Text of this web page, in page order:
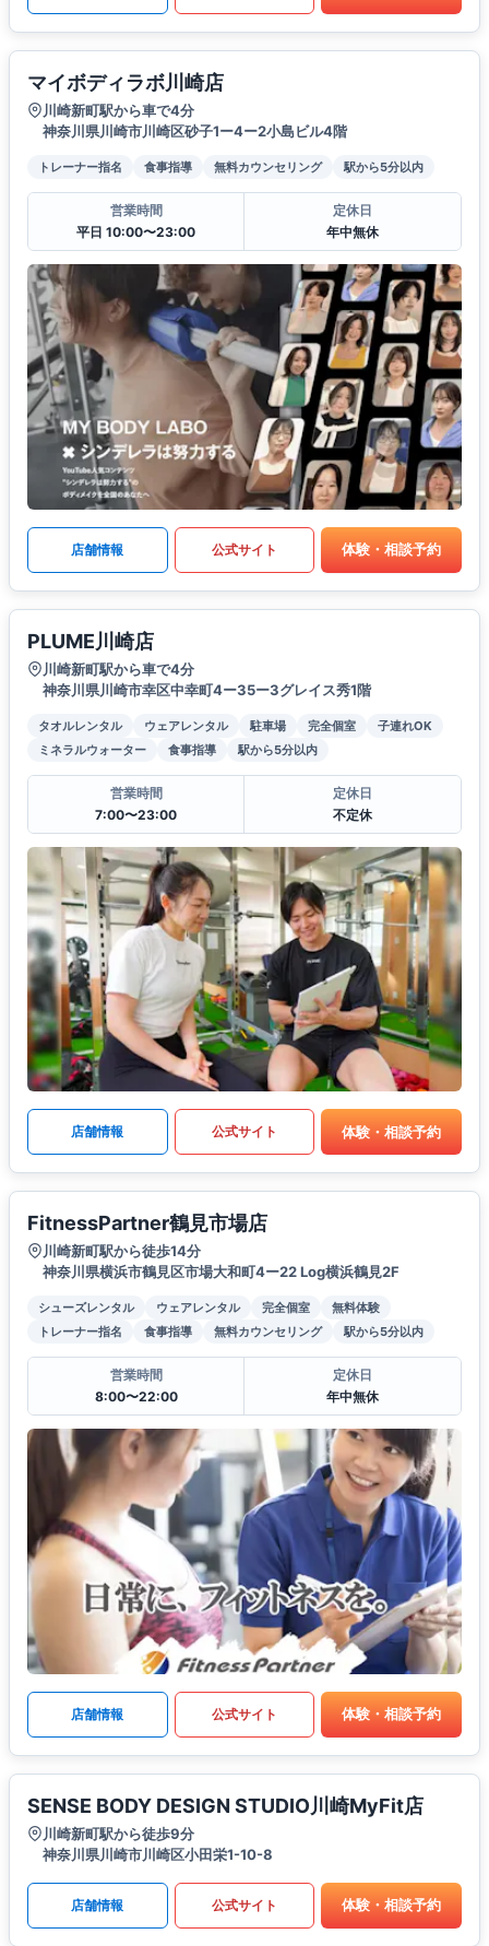
マイボディラボ川崎店
川崎新町駅から車で4分
神奈川県川崎市川崎区砂子1ー4ー2小島ビル4階
トレーナー指名 食事指導 無料カウンセリング 駅から5分以内
営業時間
平日 10:00〜23:00
定休日
年中無休
店舗情報 公式サイト 体験・相談予約
PLUME川崎店
川崎新町駅から車で4分
神奈川県川崎市幸区中幸町4ー35ー3グレイス秀1階
タオルレンタル ウェアレンタル 駐車場 完全個室
子連れOK
ミネラルウォーター
食事指導 駅から5分以内
営業時間
7:00〜23:00
定休日
不定休
店舗情報 公式サイト 体験・相談予約
FitnessPartner鶴見市場店
川崎新町駅から徒歩14分
神奈川県横浜市鶴見区市場大和町4ー22 Log横浜鶴見2F
シューズレンタル ウェアレンタル 完全個室
無料体験
トレーナー指名
食事指導 無料カウンセリング 駅から5分以内
営業時間
8:00〜22:00
定休日
年中無休
店舗情報 公式サイト 体験・相談予約
SENSE BODY DESIGN STUDIO川崎MyFit店
川崎新町駅から徒歩9分
神奈川県川崎市川崎区小田栄1-10-8
店舗情報 公式サイト 体験・相談予約